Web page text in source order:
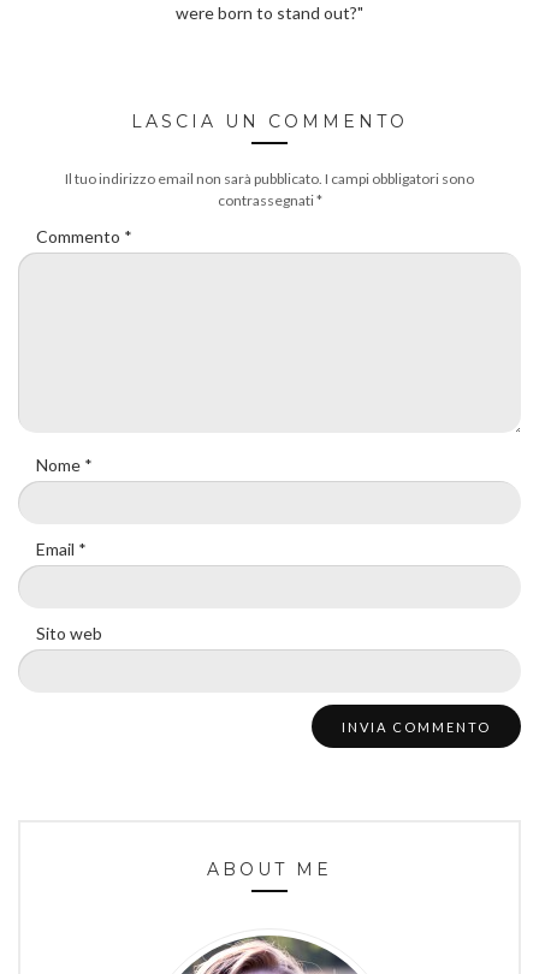
were born to stand out?"
LASCIA UN COMMENTO
Il tuo indirizzo email non sarà pubblicato. I campi obbligatori sono
contrassegnati*
Commento *
Nome *
Email *
Sito web
ABOUT ME